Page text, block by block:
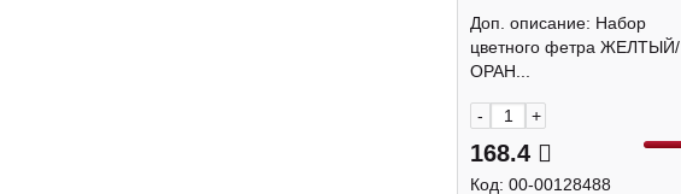
А4, 8л, 8цв, 1мм M-
20236 MAZARI ТМ
Доп. описание: Набор
цветного фетра ЖЕЛТЫЙ/
ОРАН...
- +
168.4
Код: 00-00128488